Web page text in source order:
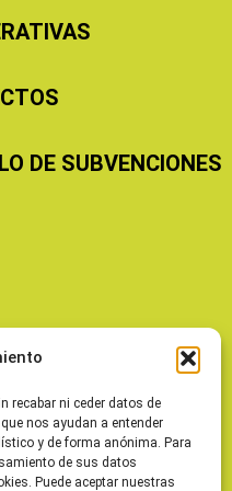
recabar ni ceder datos de
nos ayudan a entender
y de forma anónima. Para
de sus datos
Puede aceptar nuestras
DE SUBVENCIONES